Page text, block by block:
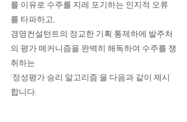
를 이유로 수주를 지레 포기하는 인지적 오류
를 타파하고,
경영컨설턴트의 정교한 기획 통제하에 발주처
의 평가 메커니즘을 완벽히 해독하여 수주를 쟁
취하는
'정성평가 승리 알고리즘'을 다음과 같이 제시
합니다.